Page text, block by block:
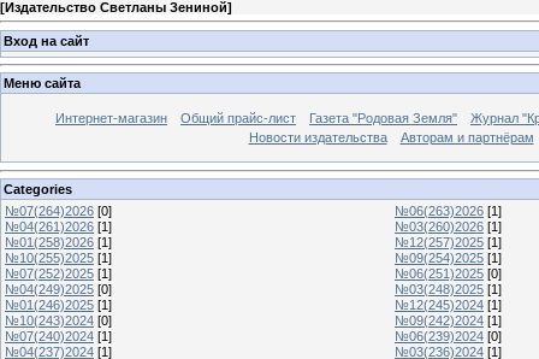
[Издательство Светланы Зениной]
Вход на сайт
Меню сайта
Интернет-магазин Общий прайс-лист Газета "Родовая Земля"
Журнал
Новости издательства
Авторам и партнёрам
Categories
№07(264)2026 [0] №06(263)2026 [1]
№04(261)2026 [1] №03(260)2026 [1]
№01(258)2026 [1] №12(257)2025 [1]
№10(255)2025 [1] №09(254)2025 [1]
№07(252)2025 [1] №06(251)2025 [0]
№04(249)2025 [0] №03(248)2025 [1]
№01(246)2025 [1] №12(245)2024 [1]
№10(243)2024 [0] №09(242)2024 [1]
№07(240)2024 [1] №06(239)2024 [0]
№04(237)2024 [1] №03(236)2024 [1]